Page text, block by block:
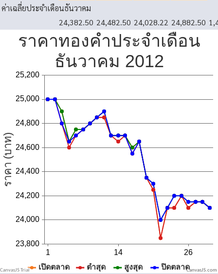
ค่าเฉลี่ยประจำเดือนธันวาคม
24,382.50 24,482.50 24,028.22 24,882.50
CanvasJS.com